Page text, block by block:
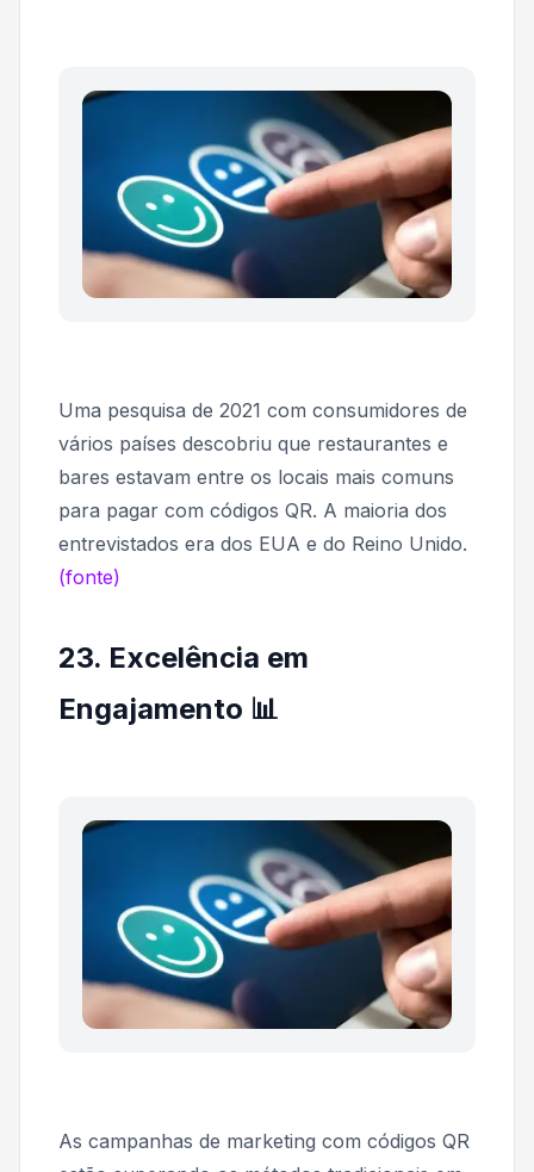
Uma pesquisa de 2021 com consumidores de
vários países descobriu que restaurantes e
bares estavam entre os locais mais comuns
para pagar com códigos QR. A maioria dos
entrevistados era dos EUA e do Reino Unido.
(fonte)
23. Excelência em
Engajamento 📊
As campanhas de marketing com códigos QR